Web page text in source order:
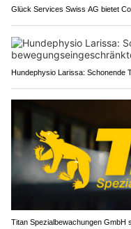
Glück Services Swiss AG bietet
Hundephysio Larissa: Schonende
Titan Spezialbewachungen GmbH